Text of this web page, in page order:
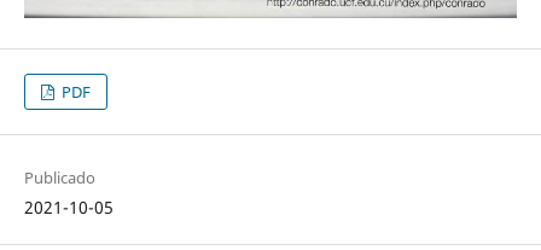
PDF
Publicado
2021-10-05